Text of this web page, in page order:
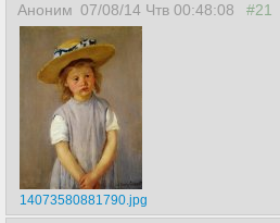
Аноним 07/08/14 Чтв 00:48:08 #21
14073580881790.jpg